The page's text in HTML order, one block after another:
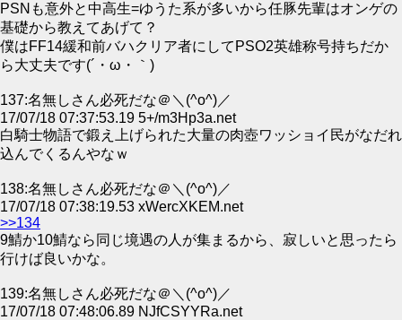
PSNも意外と中高生=ゆうた系が多いから任豚先輩はオンゲの
基礎から教えてあげて？
僕はFF14緩和前バハクリア者にしてPSO2英雄称号持ちだか
ら大丈夫です(´・ω・｀)
137:名無しさん必死だな＠＼(^o^)／
17/07/18 07:37:53.19 5+/m3Hp3a.net
白騎士物語で鍛え上げられた大量の肉壺ワッショイ民がなだれ
込んでくるんやなｗ
138:名無しさん必死だな＠＼(^o^)／
17/07/18 07:38:19.53 xWercXKEM.net
>>134
9鯖か10鯖なら同じ境遇の人が集まるから、寂しいと思ったら
行けば良いかな。
139:名無しさん必死だな＠＼(^o^)／
17/07/18 07:48:06.89 NJfCSYYRa.net